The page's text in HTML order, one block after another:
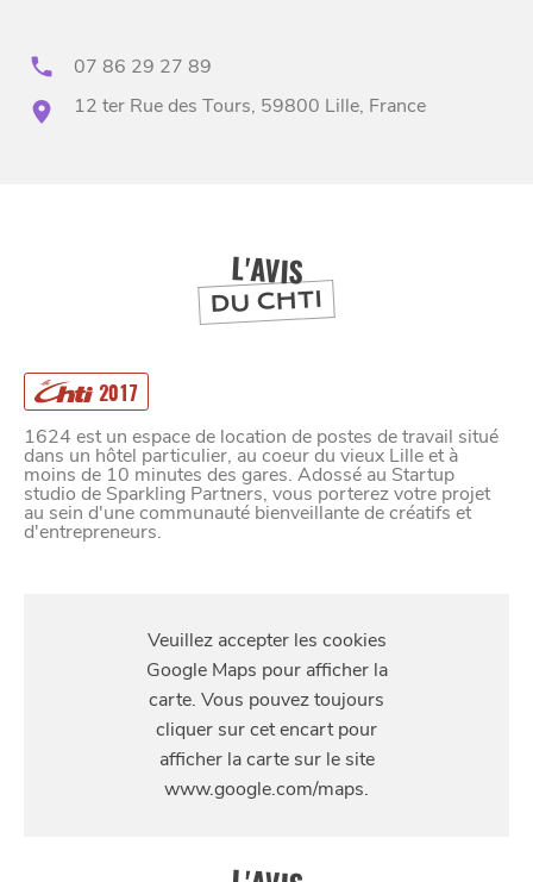
L'AVIS
DU CHTI
2017
1624 est un espace de location de postes de travail situé
dans un hôtel particulier, au coeur du vieux Lille et à
moins de 10 minutes des gares. Adossé au Startup
studio de Sparkling Partners, vous porterez votre projet
au sein d'une communauté bienveillante de créatifs et
d'entrepreneurs.
RENDRE
12 ter Rue des Tours, 59800 Lille, France
07 86 29 27 89
12 ter Rue des Tours, 59800 Lille, France
SE
DEPUIS 1973